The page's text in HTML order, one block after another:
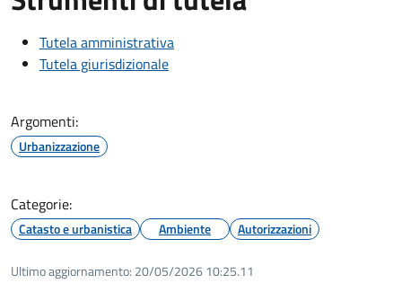
Tutela amministrativa
Tutela giurisdizionale
Argomenti:
Urbanizzazione
Categorie:
Catasto e urbanistica Ambiente Autorizzazioni
Ultimo aggiornamento: 20/05/2026 10:25.11